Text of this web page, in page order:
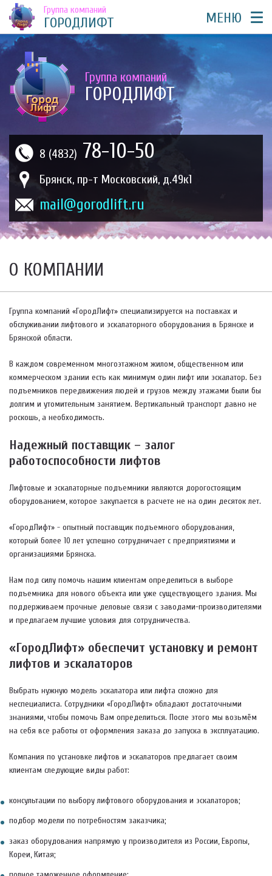
Группа компаний
ГОРОДЛИФТ МЕНЮ
Группа компаний
ГОРОДЛИФТ
8 (4832) 78-10-50
Брянск, пр-т Московский, д.49к1
mail@gorodlift.ru
О КОМПАНИИ
Группа компаний «ГородЛифт» специализируется на поставках и
обслуживании лифтового и эскалаторного оборудования в Брянске и
Брянской области.
В каждом современном многоэтажном жилом, общественном или
коммерческом здании есть как минимум один лифт или эскалатор. Без
подъемников передвижения людей и грузов между этажами были бы
долгим и утомительным занятием. Вертикальный транспорт давно не
роскошь, а необходимость.
Надежный поставщик – залог
работоспособности лифтов
Лифтовые и эскалаторные подъемники являются дорогостоящим
оборудованием, которое закупается в расчете не на один десяток лет.
«ГородЛифт» - опытный поставщик подъемного оборудования,
который более 10 лет успешно сотрудничает с предприятиями и
организациями Брянска.
Нам под силу помочь нашим клиентам определиться в выборе
подъемника для нового объекта или уже существующего здания. Мы
поддерживаем прочные деловые связи с заводами-производителями
и предлагаем лучшие условия для сотрудничества.
«ГородЛифт» обеспечит установку и ремонт
лифтов и эскалаторов
Выбрать нужную модель эскалатора или лифта сложно для
неспециалиста. Сотрудники «ГородЛифт» обладают достаточными
знаниями, чтобы помочь Вам определиться. После этого мы возьмём
на себя все работы от оформления заказа до запуска в эксплуатацию.
Компания по установке лифтов и эскалаторов предлагает своим
клиентам следующие виды работ:
консультации по выбору лифтового оборудования и эскалаторов;
подбор модели по потребностям заказчика;
заказ оборудования напрямую у производителя из России, Европы,
Кореи, Китая;